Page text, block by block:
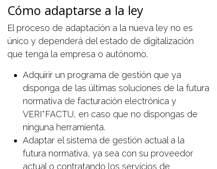
Cómo adaptarse a la ley
El proceso de adaptación a la nueva ley no es
único y dependerá del estado de digitalización
que tenga la empresa o autónomo.
Adquirir un programa de gestión que ya
disponga de las últimas soluciones de la futura
normativa de facturación electrónica y
VERI*FACTU, en caso que no dispongas de
ninguna herramienta.
Adaptar el sistema de gestión actual a la
futura normativa, ya sea con su proveedor
actual o contratando los servicios de